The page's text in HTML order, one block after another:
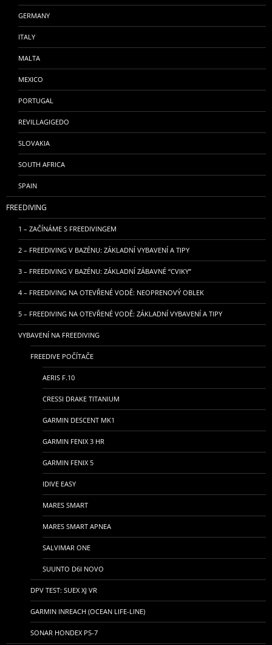
GERMANY
ITALY
MALTA
MEXICO
PORTUGAL
REVILLAGIGEDO
SLOVAKIA
SOUTH AFRICA
SPAIN
FREEDIVING
1 – ZAČÍNÁME S FREEDIVINGEM
2 – FREEDIVING V BAZÉNU: ZÁKLADNÍ VYBAVENÍ A TIPY
3 – FREEDIVING V BAZÉNU: ZÁKLADNÍ ZÁBAVNÉ “CVIKY”
4 – FREEDIVING NA OTEVŘENÉ VODĚ: NEOPRENOVÝ OBLEK
5 – FREEDIVING NA OTEVŘENÉ VODĚ: ZÁKLADNÍ VYBAVENÍ A TIPY
VYBAVENÍ NA FREEDIVING
FREEDIVE POČÍTAČE
AERIS F.10
CRESSI DRAKE TITANIUM
GARMIN DESCENT MK1
GARMIN FENIX 3 HR
GARMIN FENIX 5
IDIVE EASY
MARES SMART
MARES SMART APNEA
SALVIMAR ONE
SUUNTO D6I NOVO
DPV TEST: SUEX XJ VR
GARMIN INREACH (OCEAN LIFE-LINE)
SONAR HONDEX PS-7